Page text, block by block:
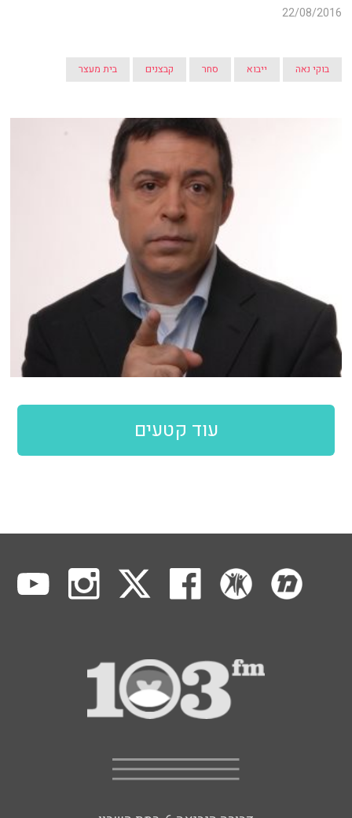
22/08/2016
בוקי נאה ייבוא סחר קבצנים בית מעצר
עוד קטעים